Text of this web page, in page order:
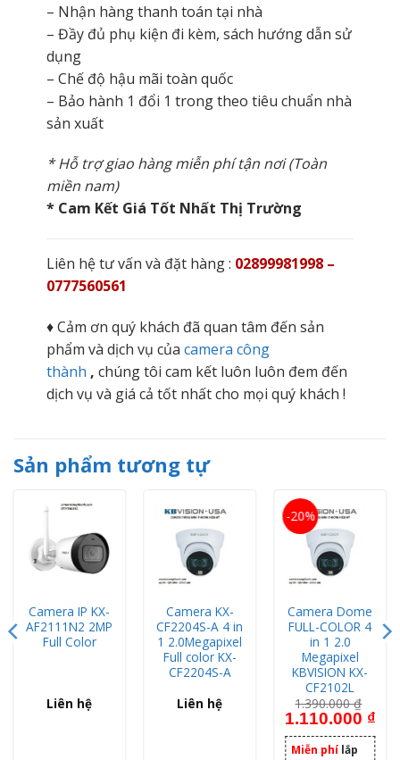
– Nhận hàng thanh toán tại nhà
– Đầy đủ phụ kiện đi kèm, sách hướng dẫn sử
dụng
– Chế độ hậu mãi toàn quốc
– Bảo hành 1 đổi 1 trong theo tiêu chuẩn nhà
sản xuất
* Hỗ trợ giao hàng miễn phí tận nơi (Toàn
miền nam)
* Cam Kết Giá Tốt Nhất Thị Trường
Liên hệ tư vấn và đặt hàng : 02899981998 –
0777560561
♦ Cảm ơn quý khách đã quan tâm đến sản
phẩm và dịch vụ của camera công
thành , chúng tôi cam kết luôn luôn đem đến
dịch vụ và giá cả tốt nhất cho mọi quý khách !
Sản phẩm tương tự
Camera IP KX-
AF2111N2 2MP
Full Color
Liên hệ
Camera KX-
CF2204S-A 4 in
1 2.0Megapixel
Full color KX-
CF2204S-A
Liên hệ
-20%
Camera Dome
FULL-COLOR 4
in 1 2.0
Megapixel
KBVISION KX-
CF2102L
1.390.000₫
Giá gốc là:
1.110.000 ₫Giá
Miễn phí lắp